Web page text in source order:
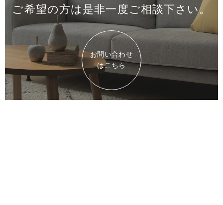
ご希望の方は是非一度ご相談下さい。
お問い合わせ
はこちら